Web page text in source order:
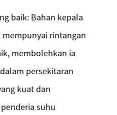
baik: Bahan kepala
rintangan
membolehkan ia
persekitaran
kuat dan
suhu